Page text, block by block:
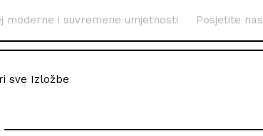
moderne i suvremene umjetnosti Posjetite nas
sve Izložbe